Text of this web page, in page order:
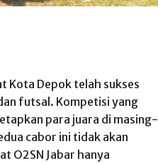
Kota Depok telah sukses
futsal. Kompetisi yang
para juara di masing-
cabor ini tidak akan
O2SN Jabar hanya